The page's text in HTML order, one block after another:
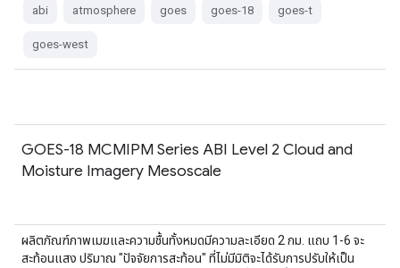
abi atmosphere goes goes-18 goes-t
goes-west
GOES-18 MCMIPM Series ABI Level 2 Cloud and
Moisture Imagery Mesoscale
ผลิตภัณฑ์ภาพเมฆและความชื้นทั้งหมดมีความละเอียด 2 กม. แถบ 1-6 จะ
สะท้อนแสง ปริมาณ "ปัจจัยการสะท้อน" ที่ไม่มีมิติจะได้รับการปรับให้เป็น